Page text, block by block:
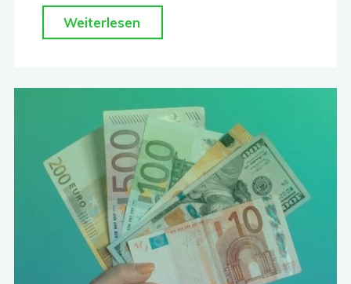
Weiterlesen
die
großen
Fragen
des
Lebens"